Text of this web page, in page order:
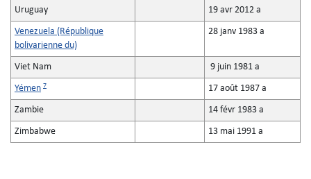
Uruguay 19 avr 2012 a
Venezuela (République
bolivarienne du)
28 janv 1983 a
Viet Nam 9 juin 1981 a
Yémen 7 17 août 1987 a
Zambie 14 févr 1983 a
Zimbabwe 13 mai 1991 a